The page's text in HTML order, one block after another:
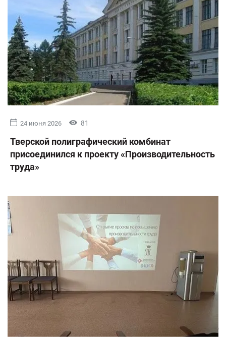
24 июня 2026 81
Тверской полиграфический комбинат
присоединился к проекту «Производительность
труда»